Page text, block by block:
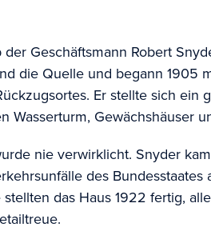
Geschäftsmann Robert
die Quelle und begann 1905
Er stellte sich ein
Wasserturm, Gewächshäuser
nie verwirklicht. Snyder
des Bundesstaates
das Haus 1922 fertig,